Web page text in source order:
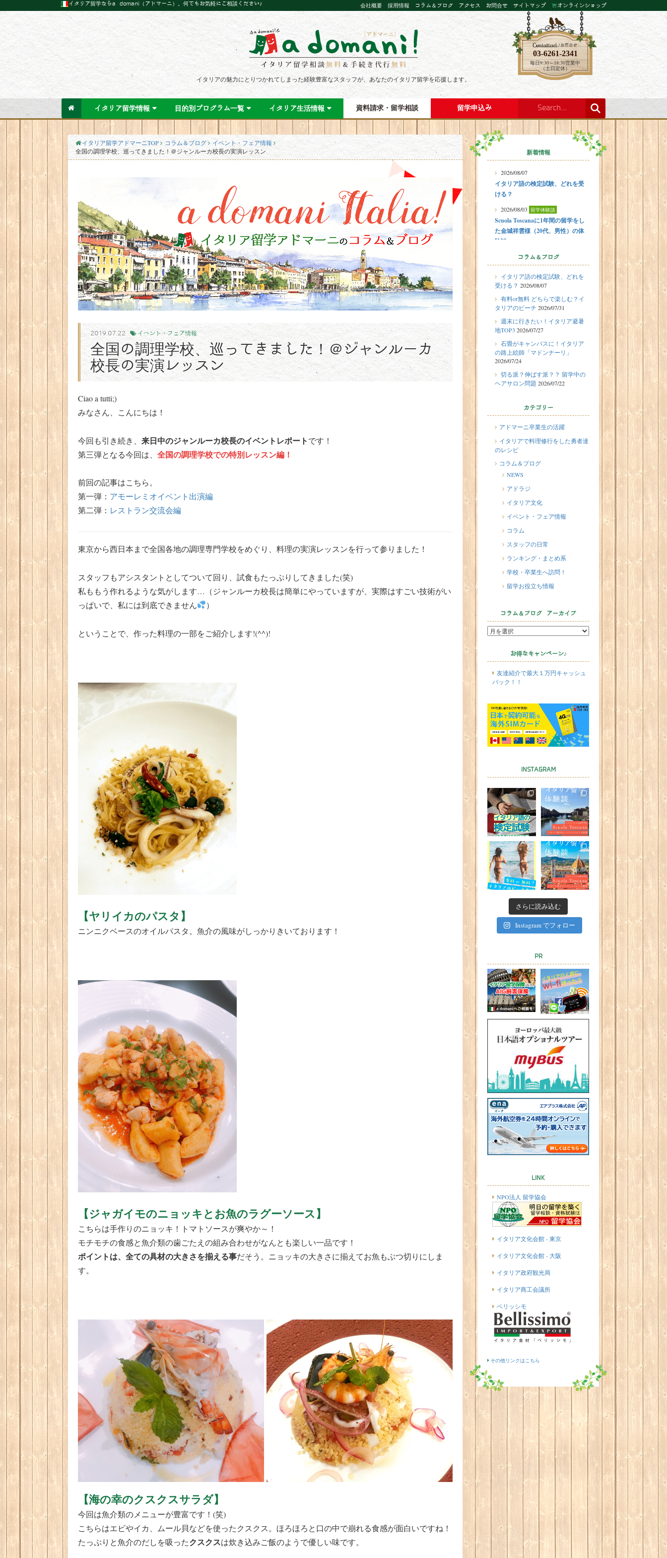
イタリア留学ならa domani（アドマーニ）。何でもお気軽にご相談ください♪ 会社概要 採用情報 コラム＆ブログ アクセス お問合せ サイトマップ オンラインショップ
イタリアの魅力にとりつかれてしまった経験豊富なスタッフが、あなたのイタリア留学を応援します。
03-6261-2341
毎日9:30～18:30営業中
（土日定休）
イタリア留学情報 目的別プログラム一覧 イタリア生活情報 資料請求・留学相談 留学申込み
イタリア留学アドマーニTOP コラム＆ブログ
イベント・フェア情報
全国の調理学校、巡ってきました！＠ジャンルーカ校長の実演レッスン
2019.07.22 イベント・フェア情報
全国の調理学校、巡ってきました！＠ジャンルーカ
校長の実演レッスン
Ciao a tutti;)
みなさん、こんにちは！
今回も引き続き、 来日中のジャンルーカ校長のイベントレポートです！
第三弾となる今回は、 全国の調理学校での特別レッスン編！
前回の記事はこちら。
第一弾： アモーレミオイベント出演編
第二弾： レストラン交流会編
東京から西日本まで全国各地の調理専門学校をめぐり、料理の実演レッスンを行って参りました！
スタッフもアシスタントとしてついて回り、試食もたっぷりしてきました(笑)
私ももう作れるような気がします…（ジャンルーカ校長は簡単にやっていますが、実際はすごい技術がい
っぱいで、私には到底できません
）
ということで、作った料理の一部をご紹介します!(^^)!
【ヤリイカのパスタ】
ニンニクベースのオイルパスタ。魚介の風味がしっかりきいております！
【ジャガイモのニョッキとお魚のラグーソース】
こちらは手作りのニョッキ！トマトソースが爽やか～！
モチモチの食感と魚介類の歯ごたえの組み合わせがなんとも楽しい一品です！
ポイントは、全ての具材の大きさを揃える事だそう。ニョッキの大きさに揃えてお魚もぶつ切りにしま
す。
【海の幸のクスクスサラダ】
今回は魚介類のメニューが豊富です！(笑)
こちらはエビやイカ、ムール貝などを使ったクスクス。ほろほろと口の中で崩れる食感が面白いですね！
たっぷりと魚介のだしを吸ったクスクスは炊き込みご飯のようで優しい味です。
新着情報
2026/08/07
イタリア語の検定試験、どれを受
ける？
2026/08/03 留学体験談
Scuola Toscanaに1年間の留学をし
た金城祥雲様（20代、男性）の体
験談
2026/07/31
有料or無料 どちらで楽しむ？イタ
リアのビーチ
フィレンツェに1週間の語学留学を
談
2026/07/27
週末に行きたい！イタリア避暑地
TOP3
2026/07/24
石畳がキャンバスに！イタリアの
2026/07/22
切る派？伸ばす派？？ 留学中のヘ
2026/07/20
イタリア人はどんなジェラートを
食べる？
2026/07/17
イタリアが誇る3人の天才芸術家 そ
味わってみたい！魚介の「ごった
煮」 リヴォルノのCacciucco（カッ
チュッコ）
コラム＆ブログ
イタリア語の検定試験、どれを
受ける？ 2026/08/07
有料or無料 どちらで楽しむ？イ
タリアのビーチ 2026/07/31
週末に行きたい！イタリア避暑
地TOP3 2026/07/27
石畳がキャンバスに！イタリア
の路上絵師「マドンナーリ」
2026/07/24
切る派？伸ばす派？？ 留学中の
ヘアサロン問題 2026/07/22
カテゴリー
アドマーニ卒業生の活躍
イタリアで料理修行をした勇者達
のレシピ
コラム＆ブログ
NEWS
アドラジ
イタリア文化
イベント・フェア情報
コラム
スタッフの日常
ランキング・まとめ系
学校・卒業生へ訪問！
留学お役立ち情報
コラム＆ブログ アーカイブ
お得なキャンペーン♪
友達紹介で最大１万円キャッシュ
バック！！
INSTAGRAM
さらに読み込む
Instagram でフォロー
PR
LINK
NPO法人 留学協会
イタリア文化会館 - 東京
イタリア文化会館 - 大阪
イタリア政府観光局
イタリア商工会議所
ベリッシモ
その他リンクはこちら